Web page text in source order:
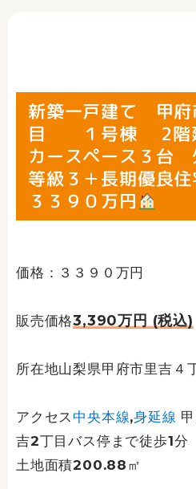
新築一戸建て 甲府
目 １号棟 2階
カースペース３
等級３＋長期優良
３３９０万円
価格：３３９０万円
販売価格3,390万円 (税込)
所在地山梨県甲府市里吉４
アクセス 中央本線,身延線
吉2丁目バス停まで徒歩1分
土地面積200.88㎡